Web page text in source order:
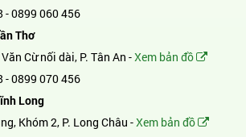
-0899 060 456
Thơ
Cừ nối dài, P. Tân An -Xem bản đồ
-0899 070 456
Long
Khóm 2, P. Long Châu -Xem bản đồ